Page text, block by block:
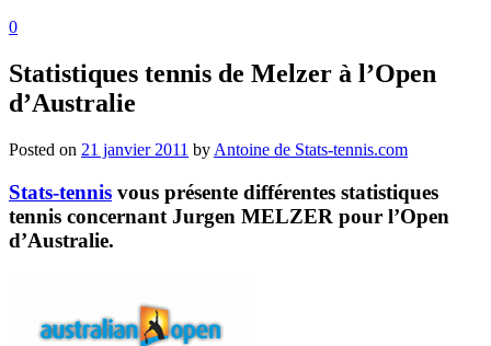
0
Statistiques tennis de Melzer à l’Open
d’Australie
Posted on 21 janvier 2011 by Antoine de Stats-tennis.com
Stats-tennis vous présente différentes statistiques
tennis concernant Jurgen MELZER pour l’Open
d’Australie.